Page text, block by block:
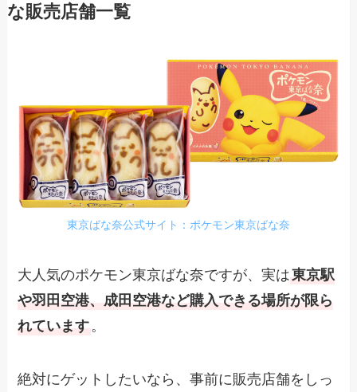
な販売店舗一覧
東京ばな奈公式サイト：ポケモン東京ばな奈
大人気のポケモン東京ばな奈ですが、実は東京駅
や羽田空港、成田空港など購入できる場所が限ら
れています 。
絶対にゲットしたいなら、事前に販売店舗をしっ